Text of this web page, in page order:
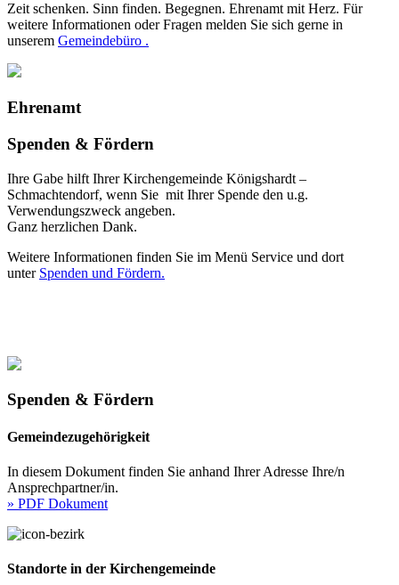
Zeit schenken. Sinn finden. Begegnen. Ehrenamt mit Herz. Für
weitere Informationen oder Fragen melden Sie sich gerne in
unserem Gemeindebüro .
Ehrenamt
Spenden & Fördern
Ihre Gabe hilft Ihrer Kirchengemeinde Königshardt –
Schmachtendorf, wenn Sie mit Ihrer Spende den u.g.
Verwendungszweck angeben.
Ganz herzlichen Dank.
Weitere Informationen finden Sie im Menü Service und dort
unter Spenden und Fördern.
Spenden & Fördern
Gemeindezugehörigkeit
In diesem Dokument finden Sie anhand Ihrer Adresse Ihre/n
Ansprechpartner/in.
» PDF Dokument
Standorte in der Kirchengemeinde